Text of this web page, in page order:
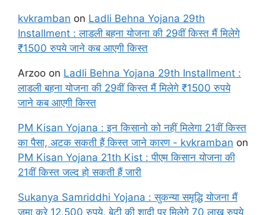
kvkramban on Ladli Behna Yojana 29th
Installment : लाडली बहना योजना की 29वीं किस्त मैं मिलेगे
₹1500 रुपये जाने कब आएगी किस्त
Arzoo on Ladli Behna Yojana 29th Installment :
लाडली बहना योजना की 29वीं किस्त मैं मिलेगे ₹1500 रुपये
जाने कब आएगी किस्त
PM Kisan Yojana : इन किसानो को नहीं मिलेगा 21वीं किस्त
का पैसा, अटक सकती हैं किस्त जाने कारण - kvkramban on
PM Kisan Yojana 21th Kist : पीएम किसान योजना की
21वीं किस्त जल्द हो सकती हैं जारी
Sukanya Samriddhi Yojana : सुकन्या समृद्धि योजना मैं
जमा करे 12,500 रुपये, बेटी की शादी पर मिलेगे 70 लाख रुपये